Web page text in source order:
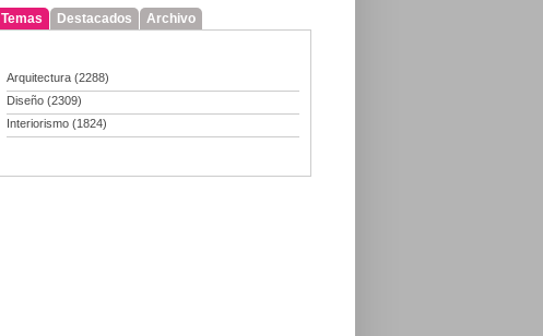
Temas Destacados Archivo
Arquitectura (2288)
Diseño (2309)
Interiorismo (1824)